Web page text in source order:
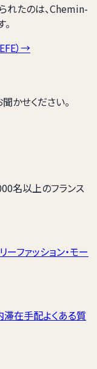
れたのは、Chemin-
）→
かせください。
名以上のフランス
ーファッション・モー
滞在手配よくある質